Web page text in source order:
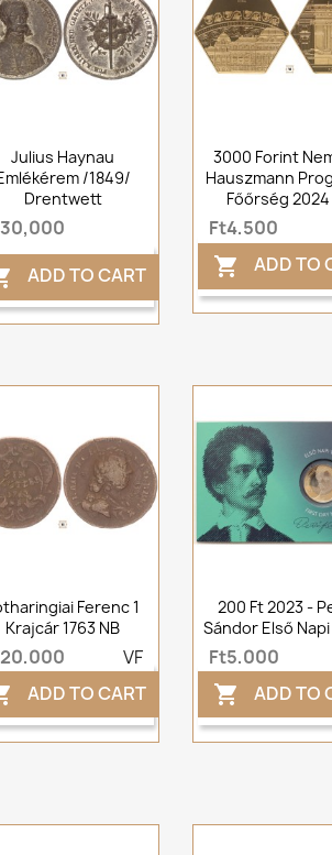
Julius Haynau
/1849/
Drentwett
ADD TO CART
3000 Forint
Hauszmann
Főőrség 2024
Ft4,500
 ADD TO
Ferenc 1
Krajcár 1763 NB
VF
ADD TO CART
200 Ft 2023 -
Sándor Első
Ft5,000
 ADD TO